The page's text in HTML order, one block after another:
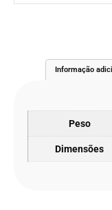
Informação
Peso
Dimensões